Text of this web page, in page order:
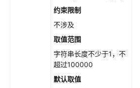
约束限制
不涉及
取值范围
字符串长度不少于1，不
超过100000
默认取值